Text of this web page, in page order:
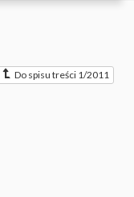
Do spisu treści 1/2011